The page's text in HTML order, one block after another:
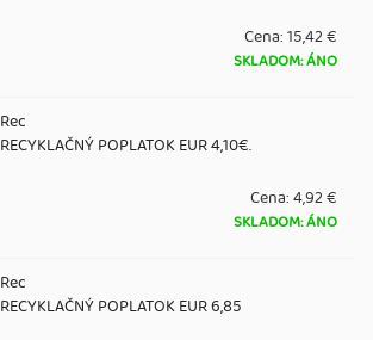
Cena:15,42 €
SKLADOM: ÁNO
Rec
RECYKLAČNÝ POPLATOK EUR 4,10€.
Cena:4,92 €
SKLADOM: ÁNO
Rec
RECYKLAČNÝ POPLATOK EUR 6,85